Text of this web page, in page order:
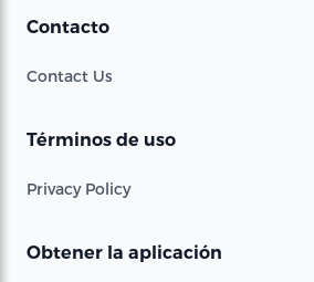
Contacto
Contact Us
Términos de uso
Privacy Policy
Obtener la aplicación